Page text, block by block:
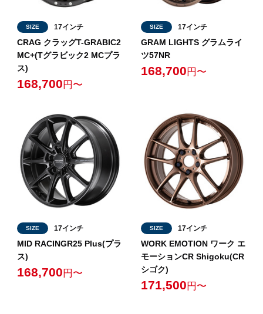
SIZE 17インチ
CRAG クラッグT-GRABIC2
MC+(Tグラビック2 MCプラ
ス)
168,700 円〜
SIZE 17インチ
GRAM LIGHTS グラムライ
ツ57NR
168,700 円〜
SIZE 17インチ
MID RACINGR25 Plus(プラ
ス)
168,700 円〜
SIZE 17インチ
WORK EMOTION ワーク エ
モーションCR Shigoku(CR
シゴク)
171,500 円〜